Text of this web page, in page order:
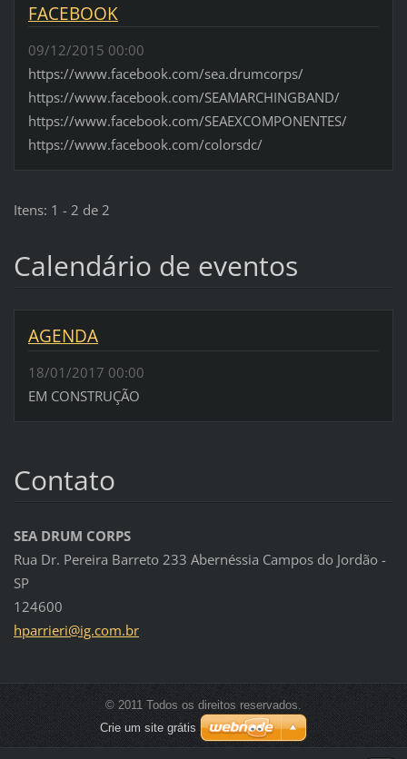
FACEBOOK
09/12/2015 00:00
https://www.facebook.com/sea.drumcorps/
https://www.facebook.com/SEAMARCHINGBAND/
https://www.facebook.com/SEAEXCOMPONENTES/
https://www.facebook.com/colorsdc/
Itens: 1 - 2 de 2
Calendário de eventos
AGENDA
18/01/2017 00:00
EM CONSTRUÇÃO
Contato
SEA DRUM CORPS
Rua Dr. Pereira Barreto 233 Abernéssia Campos do Jordão -
SP
124600
hparrieri@ig.com.br
© 2011 Todos os direitos reservados.
Crie um site grátis